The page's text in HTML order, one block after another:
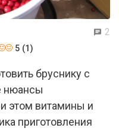
2
5 (1)
бруснику с
нюансы
этом витамины и
приготовления